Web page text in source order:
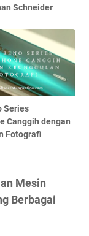
Schneider
Series
Canggih dengan
Fotografi
Mesin
Berbagai